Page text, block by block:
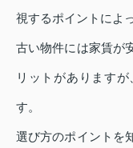
視するポイントによ
古い物件には家賃が
リットがあります
す。
選び方のポイントを